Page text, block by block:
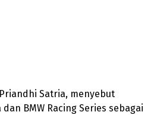
Satria, menyebut
BMW Racing Series sebagai